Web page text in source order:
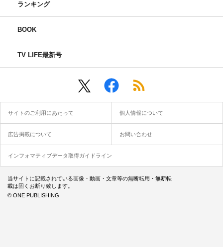
ランキング
BOOK
TV LIFE最新号
サイトのご利用にあたって 個人情報について
広告掲載について お問い合わせ
インフォマティブデータ取得ガイドライン
当サイトに記載されている画像・動画・文章等の無断転用・無断転
載は固くお断り致します。
© ONE PUBLISHING